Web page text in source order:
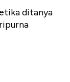
ditanya